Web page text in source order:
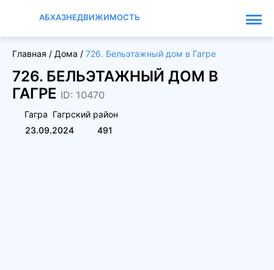
АБХАЗНЕДВИЖИМОСТЬ
Главная / Дома / 726. Бельэтажный дом в Гагре
726. БЕЛЬЭТАЖНЫЙ ДОМ В
ГАГРЕ ID: 10470
Гагра Гагрский район
23.09.2024
491